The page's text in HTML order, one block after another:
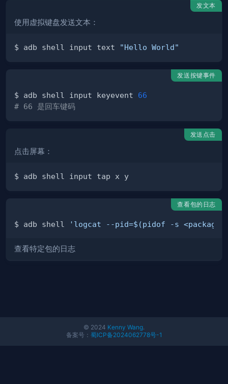
发文本
使用虚拟键盘发送文本：
$ adb shell input text "Hello World"
发送按键事件
$ adb shell input keyevent 66
# 66 是回车键码
发送点击
点击屏幕：
查看包的日志
$ adb shell 'logcat --pid=$(pidof -s
查看特定包的日志
© 2024 Kenny Wang.
备案号： 蜀ICP备2024062778号-1